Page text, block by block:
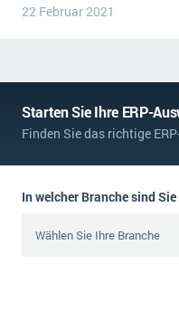
22 Februar 2021
Starten Sie Ihre ERP-
Finden Sie das richtige
In welcher Branche sind